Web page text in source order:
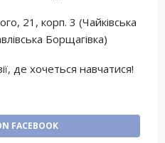
21, корп. 3 (Чайківська
Борщагівка)
де хочеться навчатися!
FACEBOOK